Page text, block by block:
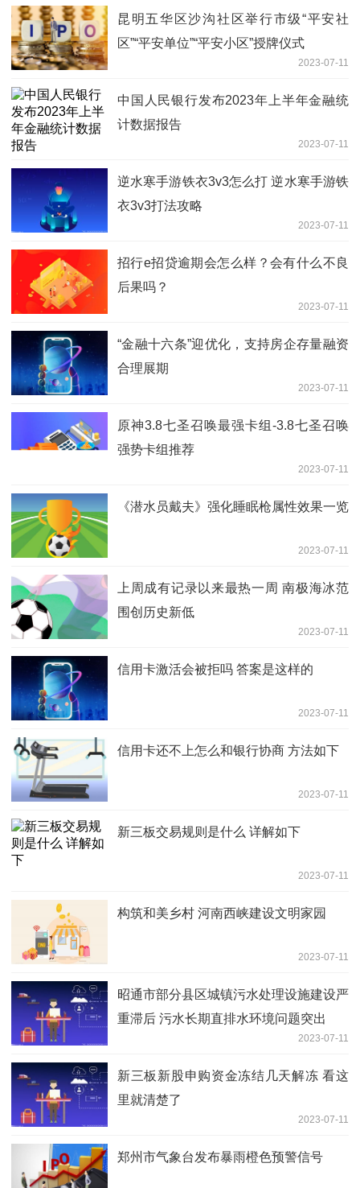
昆明五华区沙沟社区举行市级“平安社
区”“平安单位”“平安小区”授牌仪式
2023-07-11
中国人民银行发布2023年上半年金融统
计数据报告
2023-07-11
逆水寒手游铁衣3v3怎么打 逆水寒手游铁
衣3v3打法攻略
2023-07-11
招行e招贷逾期会怎么样？会有什么不良
后果吗？
2023-07-11
“金融十六条”迎优化，支持房企存量融资
合理展期
2023-07-11
原神3.8七圣召唤最强卡组-3.8七圣召唤
强势卡组推荐
2023-07-11
《潜水员戴夫》强化睡眠枪属性效果一览
2023-07-11
上周成有记录以来最热一周 南极海冰范
围创历史新低
2023-07-11
信用卡激活会被拒吗 答案是这样的
2023-07-11
信用卡还不上怎么和银行协商 方法如下
2023-07-11
新三板交易规则是什么 详解如下
2023-07-11
构筑和美乡村 河南西峡建设文明家园
2023-07-11
昭通市部分县区城镇污水处理设施建设严
重滞后 污水长期直排水环境问题突出
2023-07-11
新三板新股申购资金冻结几天解冻 看这
里就清楚了
2023-07-11
​郑州市气象台发布暴雨橙色预警信号